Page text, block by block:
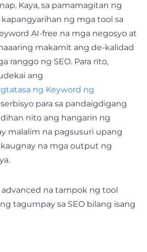
Kaya, sa pamamagitan ng
ng mga tool sa
AI-free na mga negosyo at
makamit ang de-kalidad
ranggo ng SEO. Para rito,
ang
ng Keyword ng
para sa pandaigdigang
nito ang hangarin ng
malalim na pagsusuri upang
na mga output ng
na tampok ng tool
tagumpay sa SEO bilang isang